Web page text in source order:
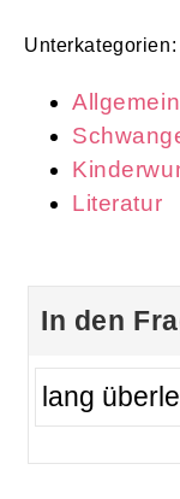
Unterkategorien:
Literatur
In den